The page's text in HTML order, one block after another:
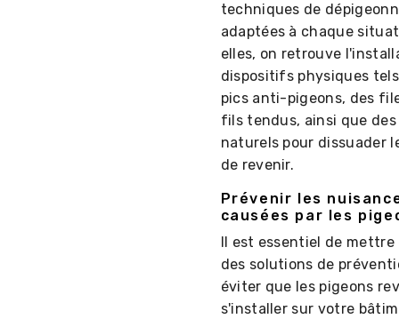
techniques de
adaptées à chaque
elles, on retrouve
dispositifs physiques
pics anti-pigeons, des
fils tendus, ainsi que
naturels pour dissuader
de revenir.
Prévenir les
causées par les
Il est essentiel de
des solutions de
éviter que les pigeons
s'installer sur votre